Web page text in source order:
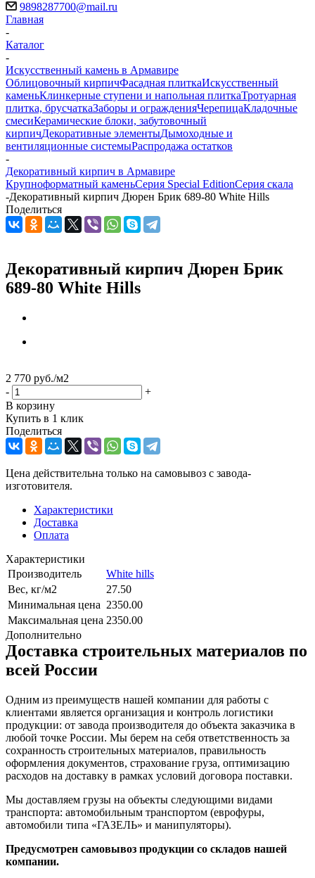
9898287700@mail.ru
Главная
-
Каталог
-
Искусственный камень в Армавире
Облицовочный кирпичФасадная плиткаИскусственный
каменьКлинкерные ступени и напольная плиткаТротуарная
плитка, брусчаткаЗаборы и огражденияЧерепицаКладочные
смесиКерамические блоки, забутовочный
кирпичДекоративные элементыДымоходные и
вентиляционные системыРаспродажа остатков
-
Декоративный кирпич в Армавире
Крупноформатный каменьСерия Special EditionСерия скала
-Декоративный кирпич Дюрен Брик 689-80 White Hills
Поделиться
Декоративный кирпич Дюрен Брик
689-80 White Hills
2 770 руб./м2
-
+
В корзину
Купить в 1 клик
Поделиться
Цена действительна только на самовывоз с завода-
изготовителя.
Характеристики
Доставка
Оплата
Характеристики
Производитель
White hills
Вес, кг/м2
27.50
Минимальная цена 2350.00
Максимальная цена 2350.00
Дополнительно
Доставка строительных материалов по
всей России
Одним из преимуществ нашей компании для работы с
клиентами является организация и контроль логистики
продукции: от завода производителя до объекта заказчика в
любой точке России. Мы берем на себя ответственность за
сохранность строительных материалов, правильность
оформления документов, страхование груза, оптимизацию
расходов на доставку в рамках условий договора поставки.
Мы доставляем грузы на объекты следующими видами
транспорта: автомобильным транспортом (еврофуры,
автомобили типа «ГАЗЕЛЬ» и манипуляторы).
Предусмотрен самовывоз продукции со складов нашей
компании.